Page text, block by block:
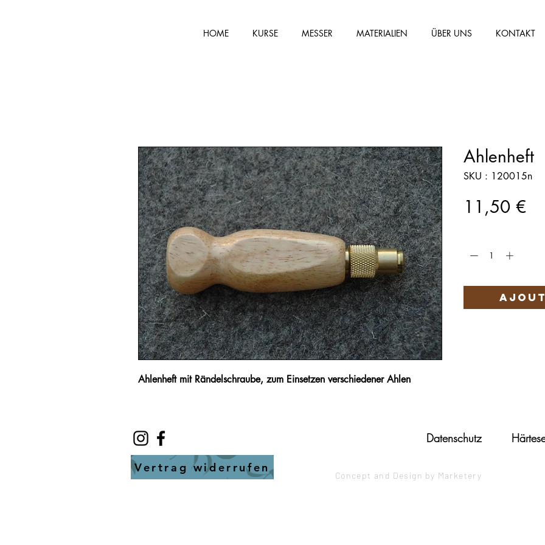
HOME KURSE MESSER MATERIALIEN ÜBER UNS KONTAKT
Ahlenheft mit Rändelschraube, zum Einsetzen verschiedener Ahlen
Ahlenheft
SKU : 120015n
11,50 €
Vertrag widerrufen
Datenschutz
Concept and Design by Marketery